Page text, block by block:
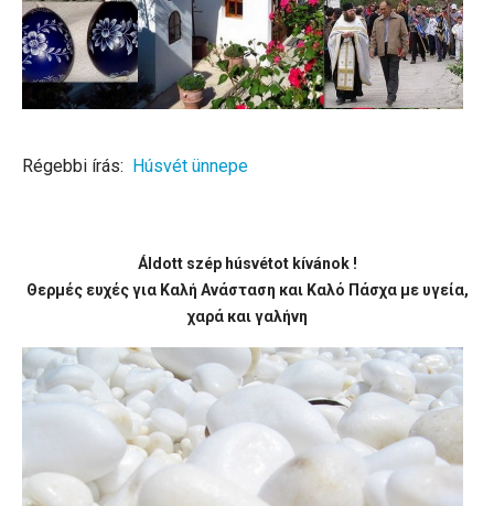
Régebbi írás: Húsvét ünnepe
Áldott szép húsvétot kívánok !
Θερμές ευχές για Καλή Ανάσταση και Καλό Πάσχα με υγεία,
χαρά και γαλήνη